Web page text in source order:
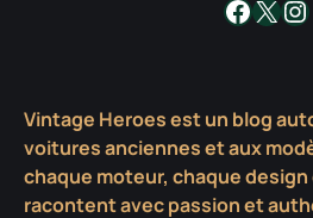
X
Vintage Heroes est un blog
voitures anciennes et aux
chaque moteur, chaque
racontent avec passion et